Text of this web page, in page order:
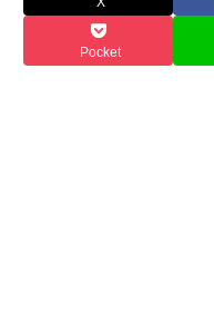
Pocket